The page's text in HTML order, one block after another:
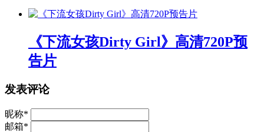
《下流女孩Dirty Girl》高清720P预
告片
发表评论
昵称*
邮箱*